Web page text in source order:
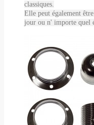
classiques.
Elle peut également
jour ou n' importe quel